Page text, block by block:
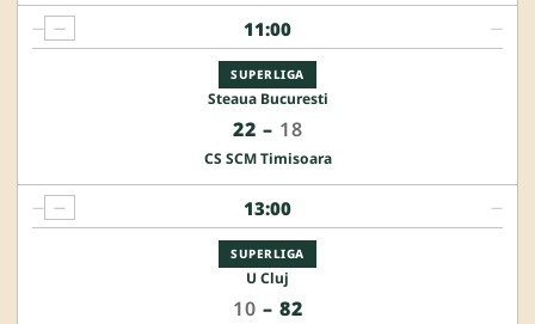
11:00
SUPERLIGA
Steaua Bucuresti
22 – 18
CS SCM Timisoara
— — —
13:00
SUPERLIGA
U Cluj
10 – 82
— — —